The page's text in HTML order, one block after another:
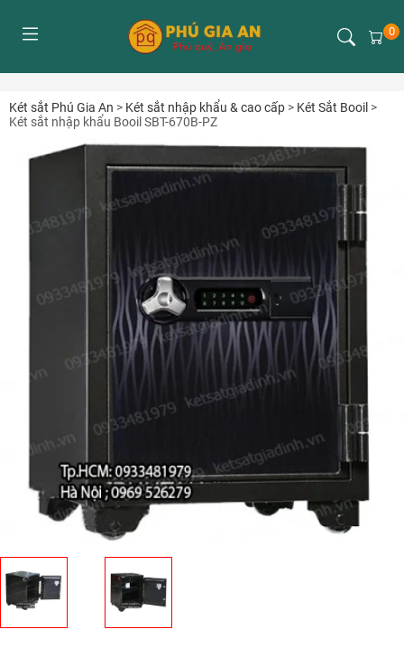
0
Két sắt Phú Gia An > Két sắt nhập khẩu & cao cấp > Két Sắt Booil >
Két sắt nhập khẩu Booil SBT-670B-PZ